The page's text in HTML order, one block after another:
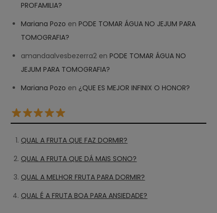
PROFAMILIA?
Mariana Pozo enPODE TOMAR ÁGUA NO JEJUM PARA
TOMOGRAFIA?
amandaalvesbezerra2 enPODE TOMAR ÁGUA NO
JEJUM PARA TOMOGRAFIA?
Mariana Pozo en ¿QUE ES MEJOR INFINIX O HONOR?
QUAL A FRUTA QUE FAZ DORMIR?
QUAL A FRUTA QUE DÁ MAIS SONO?
QUAL A MELHOR FRUTA PARA DORMIR?
QUAL É A FRUTA BOA PARA ANSIEDADE?